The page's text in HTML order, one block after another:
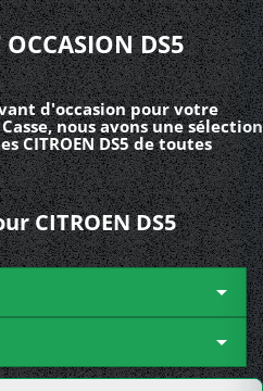
DS5
d'occasion pour votre
Casse, nous avons une sélection
CITROEN DS5 de toutes
CITROEN DS5

